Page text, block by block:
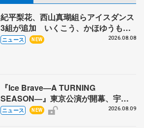
紀平梨花、西山真瑚組らアイスダンス
3組が追加 いくこう、かほゆうも、
木下グループ杯
ニュース NEW 2026.08.08
『Ice Brave―A TURNING
SEASON―』東京公演が開幕、宇野
昌磨の『Ice Brave』にかける思いを
ニュース NEW 2026.08.09